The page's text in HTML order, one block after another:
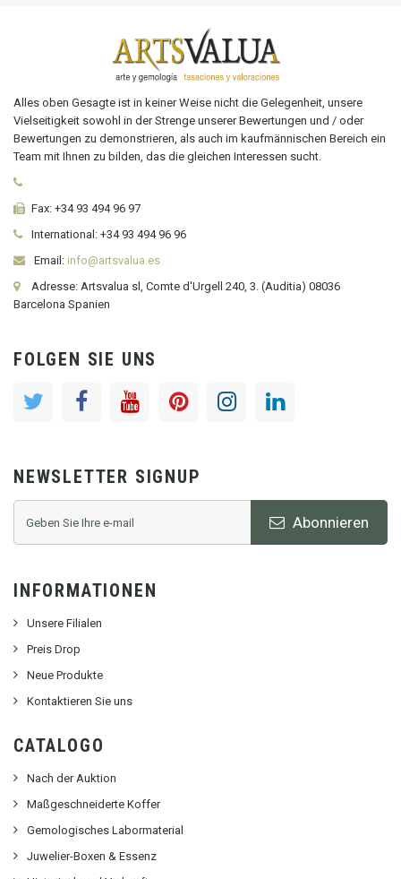
Alles oben Gesagte ist in keiner Weise nicht die Gelegenheit, unsere
Vielseitigkeit sowohl in der Strenge unserer Bewertungen und / oder
Bewertungen zu demonstrieren, als auch im kaufmännischen Bereich ein
Team mit Ihnen zu bilden, das die gleichen Interessen sucht.
Fax: +34 93 494 96 97
International: +34 93 494 96 96
Email: info@artsvalua.es
Adresse: Artsvalua sl, Comte d'Urgell 240, 3. (Auditia) 08036
Barcelona Spanien
FOLGEN SIE UNS
NEWSLETTER SIGNUP
Abonnieren
INFORMATIONEN
Unsere Filialen
Preis Drop
Neue Produkte
Kontaktieren Sie uns
CATALOGO
Nach der Auktion
Maßgeschneiderte Koffer
Gemologisches Labormaterial
Juwelier-Boxen & Essenz